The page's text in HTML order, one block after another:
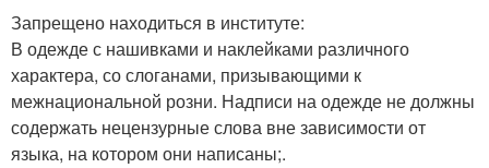
Запрещено находиться в институте:
В одежде с нашивками и наклейками различного
характера, со слоганами, призывающими к
межнациональной розни. Надписи на одежде не должны
содержать нецензурные слова вне зависимости от
языка, на котором они написаны;.